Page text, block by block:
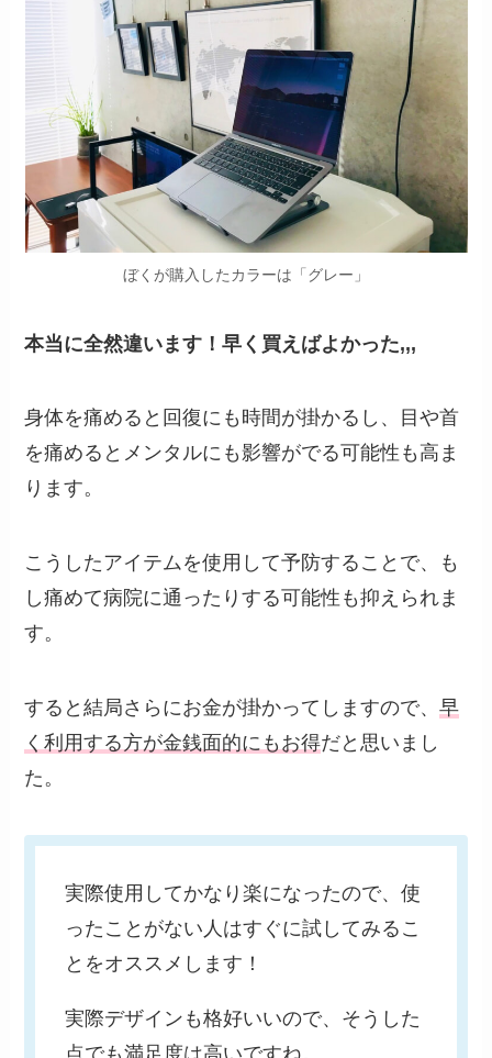
ぼくが購入したカラーは「グレー」
本当に全然違います！早く買えばよかった,,,
身体を痛めると回復にも時間が掛かるし、目や首
を痛めるとメンタルにも影響がでる可能性も高ま
ります。
こうしたアイテムを使用して予防することで、も
し痛めて病院に通ったりする可能性も抑えられま
す。
すると結局さらにお金が掛かってしますので、早
く利用する方が金銭面的にもお得だと思いまし
た。
実際使用してかなり楽になったので、使
ったことがない人はすぐに試してみるこ
とをオススメします！
実際デザインも格好いいので、そうした
点でも満足度は高いですね。